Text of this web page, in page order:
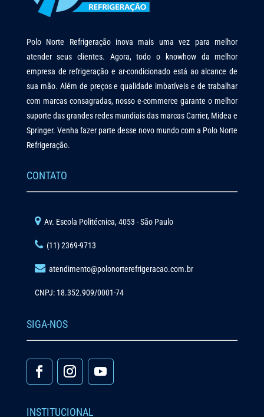
Polo Norte Refrigeração inova mais uma vez para melhor
atender seus clientes. Agora, todo o knowhow da melhor
empresa de refrigeração e ar-condicionado está ao alcance de
sua mão. Além de preços e qualidade imbatíveis e de trabalhar
com marcas consagradas, nosso e-commerce garante o melhor
suporte das grandes redes mundiais das marcas Carrier, Midea e
Springer. Venha fazer parte desse novo mundo com a Polo Norte
Refrigeração.
CONTATO
Av. Escola Politécnica, 4053 - São Paulo
(11) 2369-9713
atendimento@polonorterefrigeracao.com.br
CNPJ: 18.352.909/0001-74
SIGA-NOS
INSTITUCIONAL